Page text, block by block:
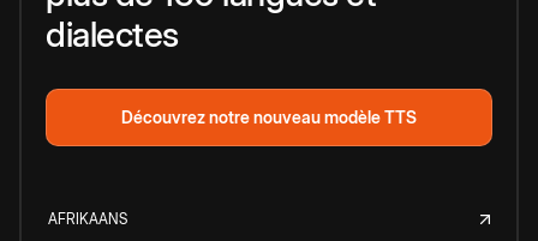
dialectes
Découvrez notre nouveau modèle TTS
AFRIKAANS